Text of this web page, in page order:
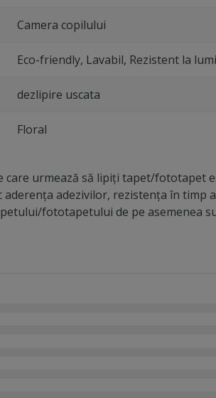
Camera copilului
Eco-friendly, Lavabil, Rezistent la
dezlipire uscata
Floral
care urmează să lipiți tapet/fototapet
adezivilor, rezistența în timp
fototapetului de pe asemenea